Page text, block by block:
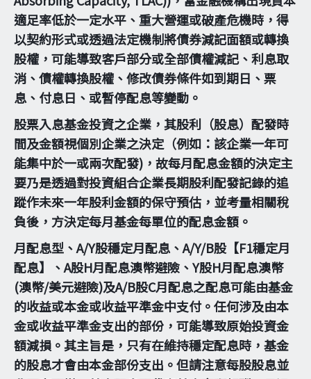
適足率低於一定水平、重大營運或破產危機時，得
以契約形式或透過法定機制將債券減記面額或轉換
股權，可能導致客戶部分或全部債權減記、利息取
消、債權轉換股權、修改債券條件如到期日、票
息、付息日、或暫停配息等變動。
股票入息基金投資之企業，其股利（股息）配發時
間及金額視個別企業之決定（例如：該企業一年可
能集中於一或兩次配發)，故每月配息金額的決定主
要乃是透過對投資組合企業長期股利配發記錄的追
蹤作未來一年股利金額的保守預估，並考量相關稅
負後，方決定每月基金每單位的配息金額。
月配息型、A/Y股穩定月配息、A/Y/B股【F1穩定月
配息】、A股H月配息澳幣避險、Y股H月配息澳幣
(澳幣/美元避險)及A/B股C月配息之配息可能由基金
的收益或本金或收益平準金中支付。任何涉及由本
金或收益平準金支出的部份，可能導致原始投資金
額減損。其主旨是，只有在維持穩定配息時，基金
的股息才會由本金部份支出。但請注意每股股息並